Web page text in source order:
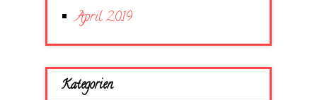
April 2019
Kategorien